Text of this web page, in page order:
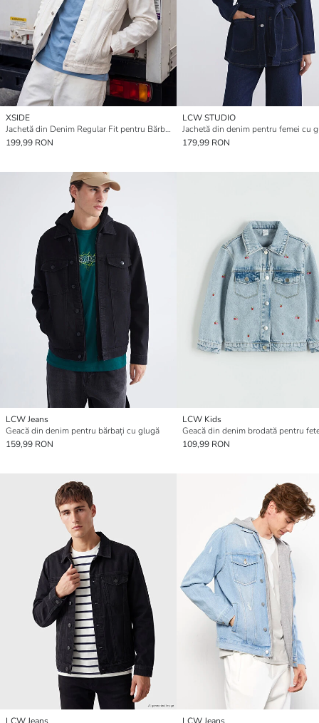
XSIDE
Jachetă din Denim Regular Fit pentru Bărbați
199,99 RON
LCW STUDIO
179,99 RON
LCW Jeans
Geacă din denim pentru bărbați cu glugă
159,99 RON
LCW Kids
Geacă din denim brodată pentru
109,99 RON
LCW Jeans LCW Jeans